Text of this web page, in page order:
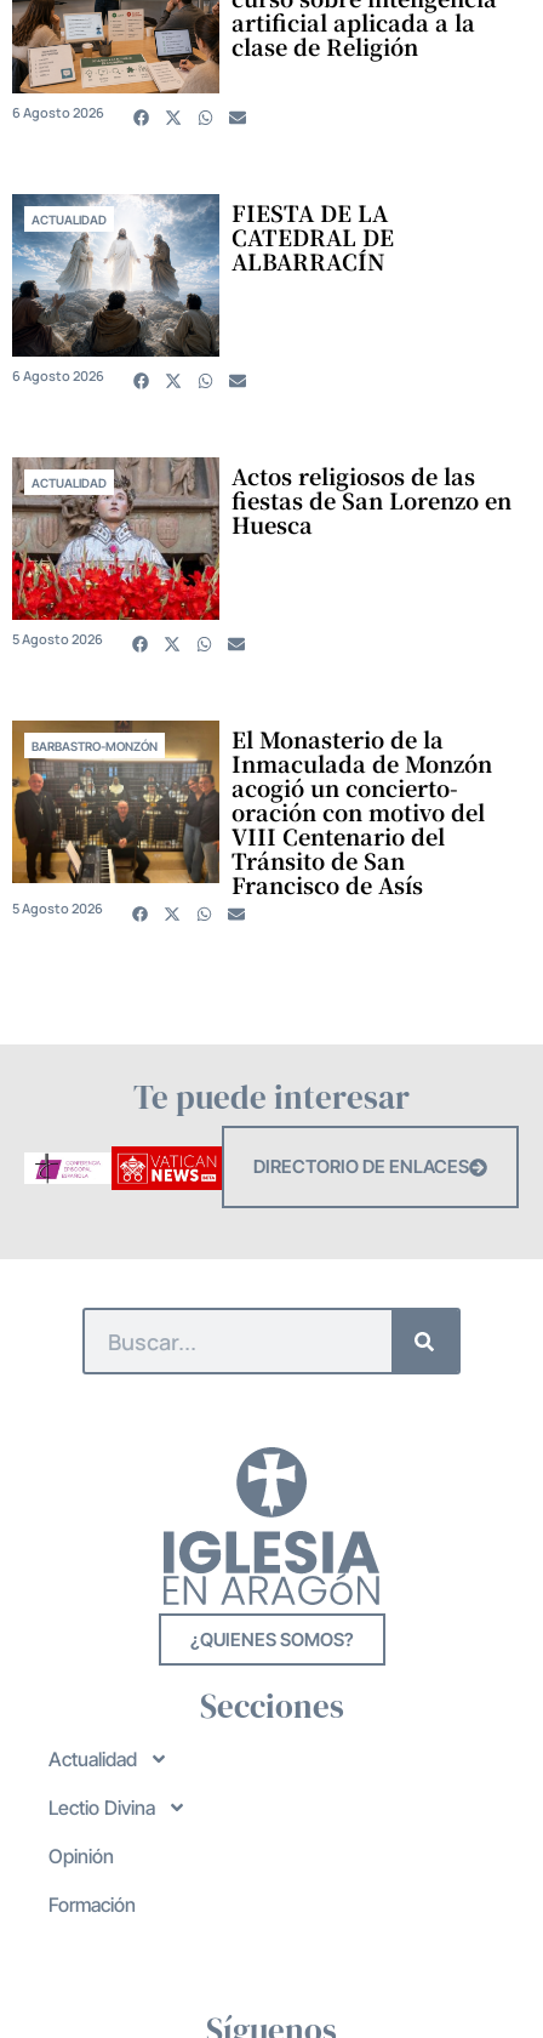
artificial aplicada a la
clase de Religión
6 Agosto 2026
ACTUALIDAD FIESTA DE LA
CATEDRAL DE
ALBARRACÍN
6 Agosto 2026
ACTUALIDAD Actos religiosos de las
fiestas de San Lorenzo en
Huesca
5 Agosto 2026
BARBASTRO-MONZÓN El Monasterio de la
Inmaculada de Monzón
acogió un concierto-
oración con motivo del
VIII Centenario del
Tránsito de San
Francisco de Asís
5 Agosto 2026
Te puede interesar
DIRECTORIO DE ENLACES
¿QUIENES SOMOS?
Secciones
Actualidad
Lectio Divina
Opinión
Formación